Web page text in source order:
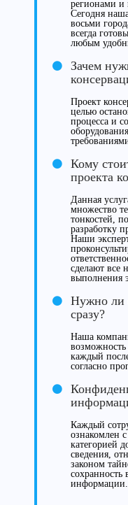
регионами и
Сегодня
восьми
всегда
любым
Зачем
Проект
целью
процесса и
Кому
проекта
Данная
множество
тонкостей,
разработку
Наши
сделают все
выполнения
Нужно ли
сразу?
Наша
каждый
согласно
Каждый
ознакомлен
категорией
сведения,
законом
сохранность
информации.